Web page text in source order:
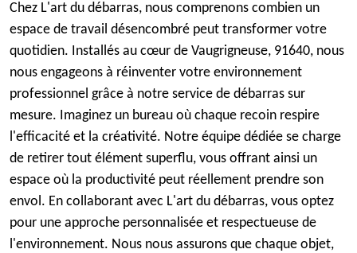
Chez L'art du débarras, nous comprenons combien un
espace de travail désencombré peut transformer votre
quotidien. Installés au cœur de Vaugrigneuse, 91640, nous
nous engageons à réinventer votre environnement
professionnel grâce à notre service de débarras sur
mesure. Imaginez un bureau où chaque recoin respire
l'efficacité et la créativité. Notre équipe dédiée se charge
de retirer tout élément superflu, vous offrant ainsi un
espace où la productivité peut réellement prendre son
envol. En collaborant avec L'art du débarras, vous optez
pour une approche personnalisée et respectueuse de
l'environnement. Nous nous assurons que chaque objet,